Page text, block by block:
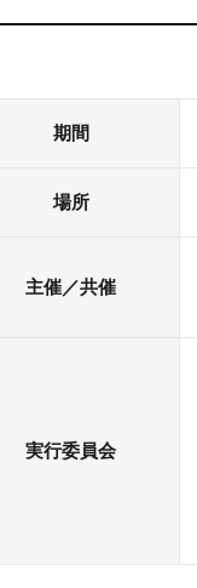
期間
場所
主催／共催
実行委員会